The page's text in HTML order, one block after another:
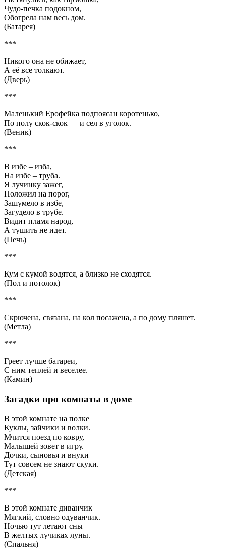
Чудо-печка подокном,
Обогрела нам весь дом.
(Батарея)
***
Никого она не обижает,
А её все толкают.
(Дверь)
***
Маленький Ерофейка подпоясан коротенько,
По полу скок-скок — и сел в уголок.
(Веник)
***
В избе – изба,
На избе – труба.
Я лучинку зажег,
Положил на порог,
Зашумело в избе,
Загудело в трубе.
Видит пламя народ,
А тушить не идет.
(Печь)
***
Кум с кумой водятся, а близко не сходятся.
(Пол и потолок)
***
Скрючена, связана, на кол посажена, а по дому пляшет.
(Метла)
***
Греет лучше батареи,
С ним теплей и веселее.
(Камин)
Загадки про комнаты в доме
В этой комнате на полке
Куклы, зайчики и волки.
Мчится поезд по ковру,
Малышей зовет в игру.
Дочки, сыновья и внуки
Тут совсем не знают скуки.
(Детская)
***
В этой комнате диванчик
Мягкий, словно одуванчик.
Ночью тут летают сны
В желтых лучиках луны.
(Спальня)